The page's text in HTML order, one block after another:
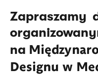
Zapraszamy
na
Designu w